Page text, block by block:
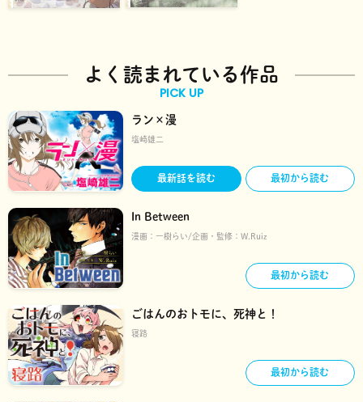
よく読まれている作品
PICK UP
ラン×漫
塩崎雄二
最新話を読む 最初から読む
In Between
漫画： 一樹らい 企画・監修： W.Ruiz
最初から読む
ごはんのおトモに、死神と！
寝路
最初から読む